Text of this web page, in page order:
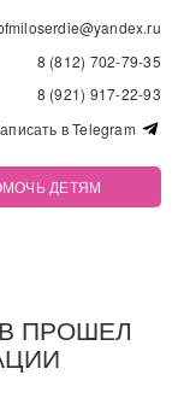
8 (812) 702-79-35
8 (921) 917-22-93
в Telegram
ДЕТЯМ
ПРОШЕЛ